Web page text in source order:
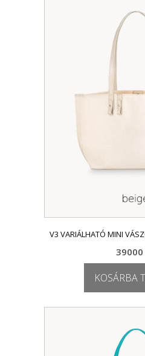
V3 VARIÁLHATÓ MINI
39000
KOSÁRBA